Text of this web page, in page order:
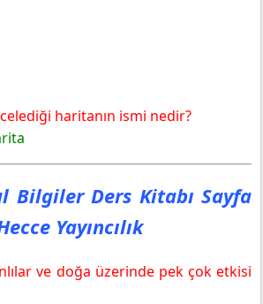
haritanın ismi nedir?
Bilgiler Ders Kitabı Sayfa
Yayıncılık
ve doğa üzerinde pek çok etkisi